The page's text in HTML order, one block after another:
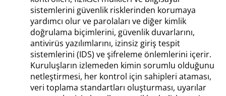
sistemlerini güvenlik risklerinden korumaya
yardımcı olur ve parolaları ve diğer kimlik
doğrulama biçimlerini, güvenlik duvarlarını,
antivirüs yazılımlarını, izinsiz giriş tespit
sistemlerini (IDS) ve şifreleme önlemlerini içerir.
Kuruluşların izlemeden kimin sorumlu olduğunu
netleştirmesi, her kontrol için sahipleri ataması,
veri toplama standartları oluşturması, uyarılar